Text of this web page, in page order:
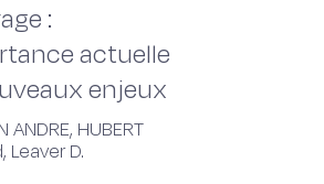
:
actuelle
enjeux
ANDRE, HUBERT
Leaver D.